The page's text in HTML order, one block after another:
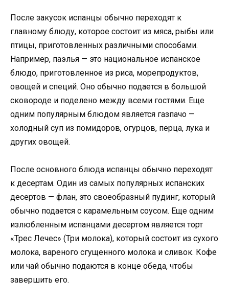
После закусок испанцы обычно переходят к
главному блюду, которое состоит из мяса, рыбы или
птицы, приготовленных различными способами.
Например, паэлья — это национальное испанское
блюдо, приготовленное из риса, морепродуктов,
овощей и специй. Оно обычно подается в большой
сковороде и поделено между всеми гостями. Еще
одним популярным блюдом является газпачо —
холодный суп из помидоров, огурцов, перца, лука и
других овощей.
После основного блюда испанцы обычно переходят
к десертам. Один из самых популярных испанских
десертов — флан, это своеобразный пудинг, который
обычно подается с карамельным соусом. Еще одним
излюбленным испанцами десертом является торт
«Трес Лечес» (Три молока), который состоит из сухого
молока, вареного сгущенного молока и сливок. Кофе
или чай обычно подаются в конце обеда, чтобы
завершить его.